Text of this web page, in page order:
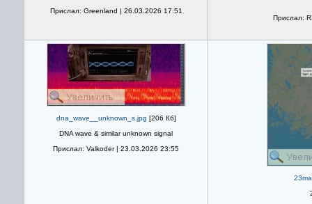
Прислал: Greenland | 26.03.2026 17:51
Прислал:
dna_wave__unknown_s.jpg [206 Кб]
DNA wave & similar unknown signal
Прислал: Valkoder | 23.03.2026 23:55